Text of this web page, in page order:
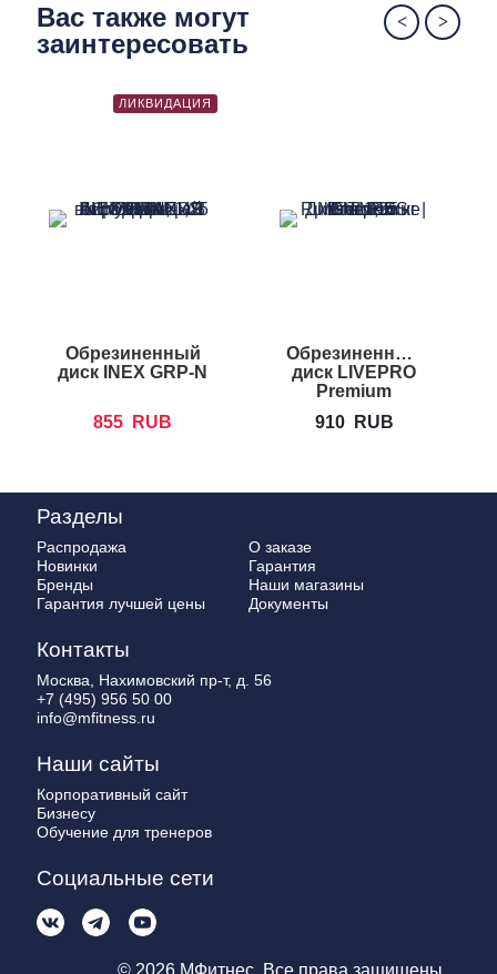
Вас также могут
заинтересовать
ЛИКВИДАЦИЯ
Обрезиненный
диск INEX GRP-N
855 RUB
Обрезиненный
диск LIVEPRO
Premium
910 RUB
Разделы
Распродажа
Новинки
Бренды
Гарантия лучшей цены
О заказе
Гарантия
Наши магазины
Документы
Контакты
Москва, Нахимовский пр-т, д. 56
+7 (495) 956 50 00
info@mfitness.ru
Наши сайты
Корпоративный сайт
Бизнесу
Обучение для тренеров
Социальные сети
© 2026 МФитнес. Все права защищены.